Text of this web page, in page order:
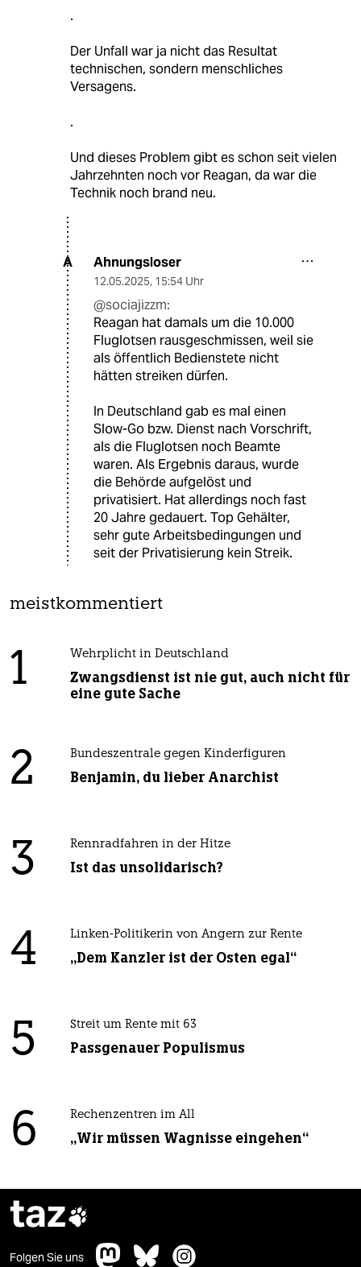
.
Der Unfall war ja nicht das Resultat
technischen, sondern menschliches
Versagens.
.
Und dieses Problem gibt es schon seit vielen
Jahrzehnten noch vor Reagan, da war die
Technik noch brand neu.
A Ahnungsloser
12.05.2025, 15:54 Uhr
@sociajizzm:
Reagan hat damals um die 10.000
Fluglotsen rausgeschmissen, weil sie
als öffentlich Bedienstete nicht
hätten streiken dürfen.
In Deutschland gab es mal einen
Slow-Go bzw. Dienst nach Vorschrift,
als die Fluglotsen noch Beamte
waren. Als Ergebnis daraus, wurde
die Behörde aufgelöst und
privatisiert. Hat allerdings noch fast
20 Jahre gedauert. Top Gehälter,
sehr gute Arbeitsbedingungen und
seit der Privatisierung kein Streik.
meistkommentiert
1 Wehrplicht in Deutschland
Zwangsdienst ist nie gut, auch nicht für
eine gute Sache
2 Bundeszentrale gegen Kinderfiguren
Benjamin, du lieber Anarchist
3 Rennradfahren in der Hitze
Ist das unsolidarisch?
4 Linken-Politikerin von Angern zur Rente
„Dem Kanzler ist der Osten egal“
5 Streit um Rente mit 63
Passgenauer Populismus
6 Rechenzentren im All
„Wir müssen Wagnisse eingehen“
taz
Folgen Sie uns